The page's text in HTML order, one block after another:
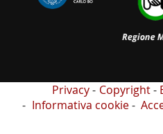
Privacy Copyright
Informativa cookie